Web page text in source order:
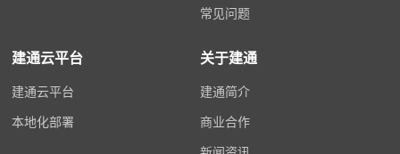
常见问题
建通云平台
建通云平台
本地化部署
关于建通
建通简介
商业合作